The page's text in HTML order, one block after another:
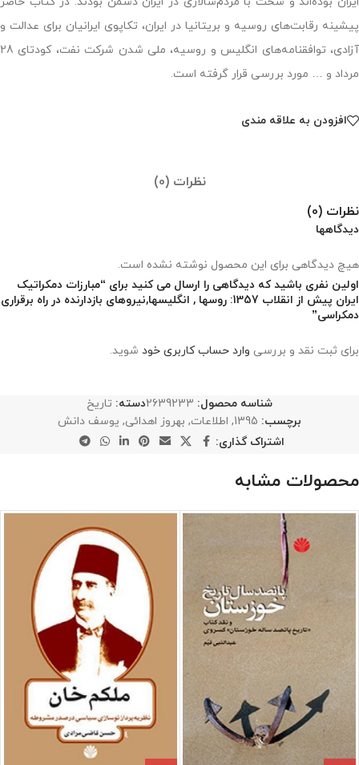
پیشینه رقابت‌های روسیه و بریتانیا در ایران، تکاپوی ایرانیان برای عدالت و
آزادی، توافقنامه‌های انگلیس و روسیه، ملی شدن شرکت نفت، کودتای 28
مرداد و … مورد بررسی قرار گرفته است.
افزودن به علاقه مندی
نظرات (0)
نظرات (0)
دیدگاهها
هیچ دیدگاهی برای این محصول نوشته نشده است.
اولین نفری باشید که دیدگاهی را ارسال می کنید برای “مبارزات دمکراتیک
ایران پیش از انقلاب 1357: روسها , انگلیسها,نیروهای بازدارنده در راه برقراری
دمکراسی”
برای ثبت نقد و بررسی وارد حساب کاربری خود شوید.
شناسه محصول: 2639233دسته: تاریخ
برچسب: 1395
, اطلاعات, بهروز اهدائی, یوسف دانش
اشتراک گذاری:
محصولات مشابه